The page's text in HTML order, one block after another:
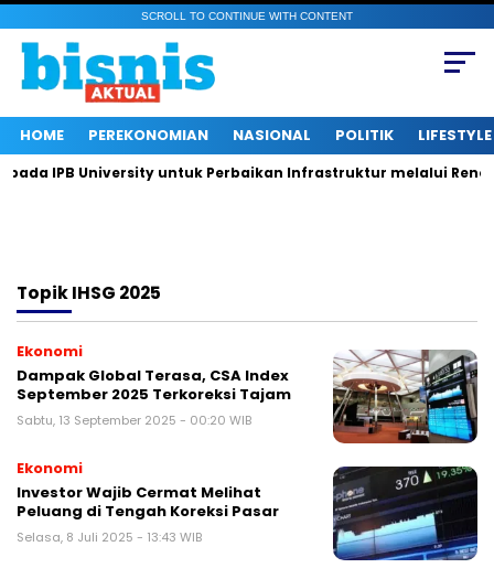
SCROLL TO CONTINUE WITH CONTENT
HOME PEREKONOMIAN NASIONAL POLITIK LIFESTYLE
IPB University untuk Perbaikan Infrastruktur melalui
TopikIHSG 2025
Ekonomi
Dampak Global Terasa, CSA Index
September 2025 Terkoreksi Tajam
Sabtu, 13 September 2025 - 00:20 WIB
Ekonomi
Investor Wajib Cermat Melihat
Peluang di Tengah Koreksi Pasar
Selasa, 8 Juli 2025 - 13:43 WIB